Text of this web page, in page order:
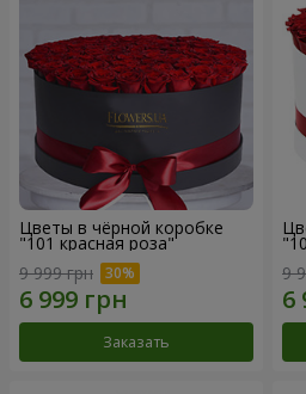
Цветы в чёрной коробке
"101 красная роза"
9 999 грн
Заказать
9